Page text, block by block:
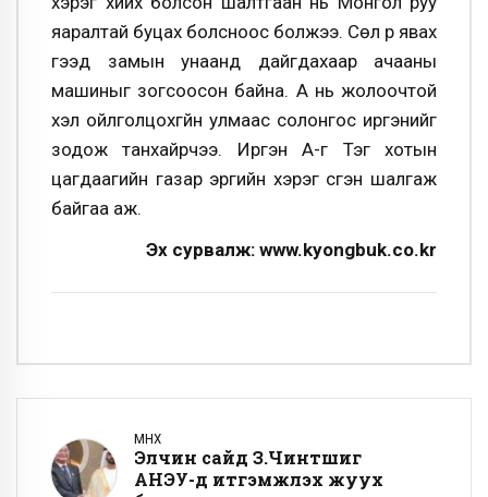
яаралтай буцах болсноос болжээ. Сөүл рүү явах
гээд замын унаанд дайгдахаар ачааны
машиныг зогсоосон байна. А нь жолоочтой
хэл ойлголцохгүйн улмаас солонгос иргэнийг
зодож танхайрчээ. Иргэн А-г Тэгү хотын
цагдаагийн газар эрүүгийн хэрэг үүсгэн шалгаж
байгаа аж.
Эх сурвалж: www.kyongbuk.co.kr
ӨМНӨХ
Элчин сайд З.Чинтүшиг
АНЭУ-д итгэмжлэх жуух